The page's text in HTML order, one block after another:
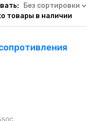
Без сортировки
товары в наличии